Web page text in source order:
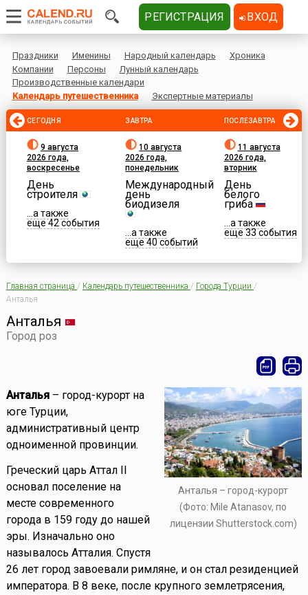
Праздники Именины Народный календарь
Хроника
Компании
Персоны
Лунный календарь
Производственные календари
Календарь путешественника
Экспертные материалы
СЕГОДНЯ
9 августа
2026 года,
воскресенье
День
строителя
...а также
еще 42 события
ЗАВТРА
10 августа
2026 года,
понедельник
Международный
день
биодизеля
...а также
еще 40 событий
ПОСЛЕЗАВТРА
11 августа
2026 года,
вторник
День
белого
гриба
...а также
еще 33 события
Главная страница / Календарь путешественника / Города Турции /
Анталья
Анталья
Город роз
Анталья – город-курорт
(Фото: Mile Atanasov, по
лицензии Shutterstock.com)
Анталья– город-курорт на
юге Турции,
административный центр
одноименной провинции.
Греческий царь Аттал II
основал поселение на
месте современного
города в 159 году до нашей
эры. Изначально оно
называлось Атталия. Спустя
26 лет город завоевали римляне, и он стал резиденцией
императора. В 8 веке, после крупного землетрясения,
РЕГИСТРАЦИЯ ВХОД